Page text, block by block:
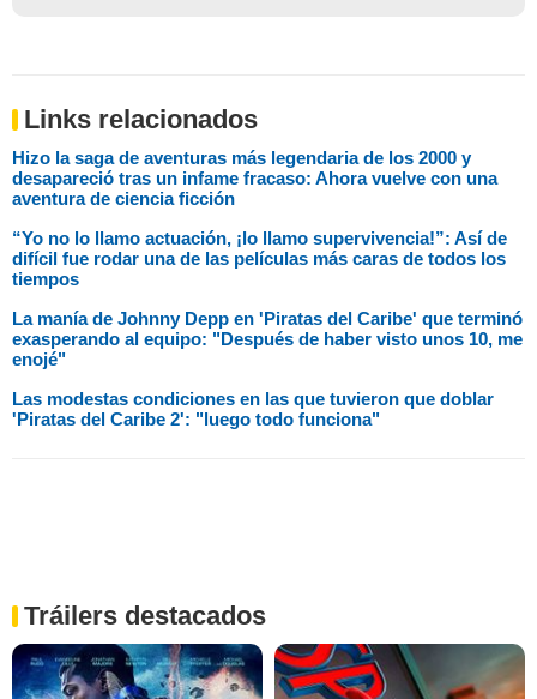
Links relacionados
Hizo la saga de aventuras más legendaria de los 2000 y
desapareció tras un infame fracaso: Ahora vuelve con una
aventura de ciencia ficción
“Yo no lo llamo actuación, ¡lo llamo supervivencia!”: Así de
difícil fue rodar una de las películas más caras de todos los
tiempos
La manía de Johnny Depp en 'Piratas del Caribe' que terminó
exasperando al equipo: "Después de haber visto unos 10, me
enojé"
Las modestas condiciones en las que tuvieron que doblar
'Piratas del Caribe 2': "luego todo funciona"
Tráilers destacados